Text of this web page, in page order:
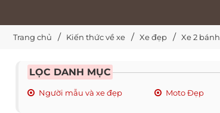
Trang chủ Kiến thức về xe Xe đẹp Xe 2 bánh
LỌC DANH MỤC
Người mẫu và xe đẹp Moto Đẹp